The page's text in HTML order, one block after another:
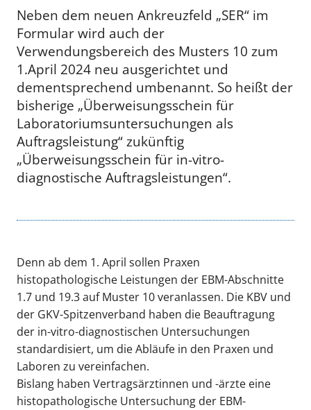
Neben dem neuen Ankreuzfeld „SER“ im
Formular wird auch der
Verwendungsbereich des Musters 10 zum
1.April 2024 neu ausgerichtet und
dementsprechend umbenannt. So heißt der
bisherige „Überweisungsschein für
Laboratoriumsuntersuchungen als
Auftragsleistung“ zukünftig
„Überweisungsschein für in-vitro-
diagnostische Auftragsleistungen“.
Denn ab dem 1. April sollen Praxen
histopathologische Leistungen der EBM-Abschnitte
1.7 und 19.3 auf Muster 10 veranlassen. Die KBV und
der GKV-Spitzenverband haben die Beauftragung
der in-vitro-diagnostischen Untersuchungen
standardisiert, um die Abläufe in den Praxen und
Laboren zu vereinfachen.
Bislang haben Vertragsärztinnen und -ärzte eine
histopathologische Untersuchung der EBM-